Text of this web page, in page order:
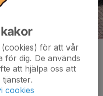
för att vår
för dig. De används
att hjälpa oss att
cookies